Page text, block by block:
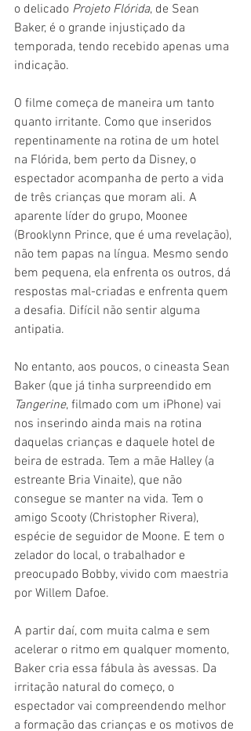
o delicado Projeto Flórida, de Sean
Baker, é o grande injustiçado da
temporada, tendo recebido apenas uma
indicação.
O filme começa de maneira um tanto
quanto irritante. Como que inseridos
repentinamente na rotina de um hotel
na Flórida, bem perto da Disney, o
espectador acompanha de perto a vida
de três crianças que moram ali. A
aparente líder do grupo, Moonee
(Brooklynn Prince, que é uma revelação),
não tem papas na língua. Mesmo sendo
bem pequena, ela enfrenta os outros, dá
respostas mal-criadas e enfrenta quem
a desafia. Difícil não sentir alguma
antipatia.
No entanto, aos poucos, o cineasta Sean
Baker (que já tinha surpreendido em
Tangerine, filmado com um iPhone) vai
nos inserindo ainda mais na rotina
daquelas crianças e daquele hotel de
beira de estrada. Tem a mãe Halley (a
estreante Bria Vinaite), que não
consegue se manter na vida. Tem o
amigo Scooty (Christopher Rivera),
espécie de seguidor de Moone. E tem o
zelador do local, o trabalhador e
preocupado Bobby, vivido com maestria
por Willem Dafoe.
A partir daí, com muita calma e sem
acelerar o ritmo em qualquer momento,
Baker cria essa fábula às avessas. Da
irritação natural do começo, o
espectador vai compreendendo melhor
a formação das crianças e os motivos de